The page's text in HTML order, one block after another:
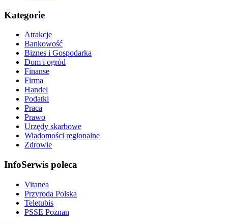
Kategorie
Atrakcje
Bankowość
Biznes i Gospodarka
Dom i ogród
Finanse
Firma
Handel
Podatki
Praca
Prawo
Urzędy skarbowe
Wiadomości regionalne
Zdrowie
InfoSerwis poleca
Vitanea
Przyroda Polska
Teletubis
PSSE Poznan